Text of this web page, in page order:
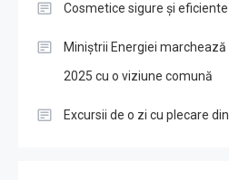
Cosmetice sigure și
Miniștrii Energiei marchează
2025 cu o viziune comună
Excursii de o zi cu plecare